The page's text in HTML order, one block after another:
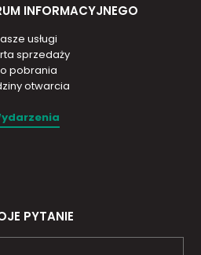
INFORMACYJNEGO
usługi
sprzedaży
pobrania
otwarcia
PYTANIE